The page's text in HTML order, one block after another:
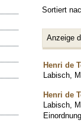
Sortiert
Anzeige
Henri de
Labisch,
Henri de
Labisch,